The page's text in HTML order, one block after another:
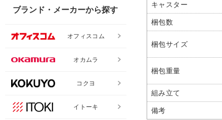
キャスター
梱包数
梱包サイズ
梱包重量
組み立て
備考
ブランド・メーカーから探す
オフィスコム
オカムラ
コクヨ
イトーキ